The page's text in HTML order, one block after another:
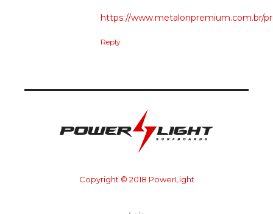
https://www.metalonpremium.com.br/
Reply
Copyright © 2018 PowerLight